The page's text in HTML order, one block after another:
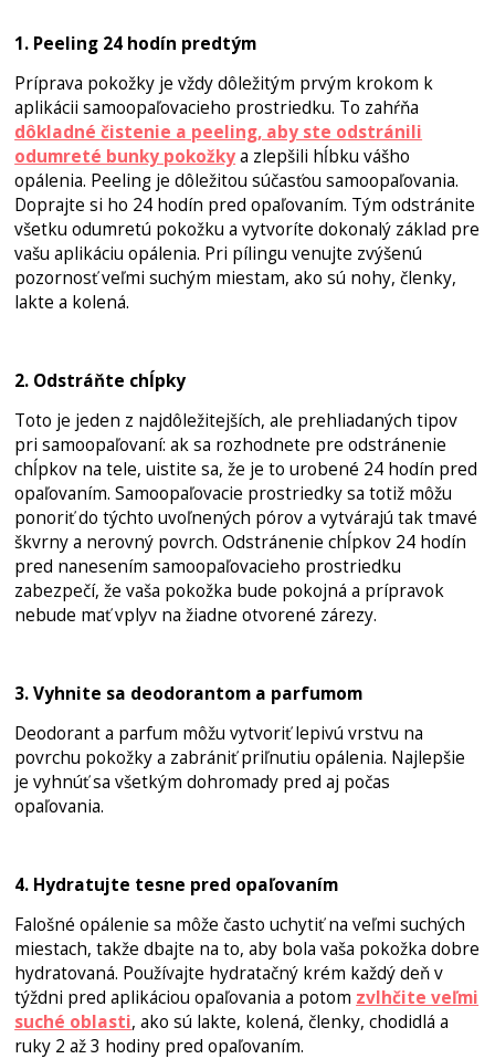
1. Peeling 24 hodín predtým
Príprava pokožky je vždy dôležitým prvým krokom k
aplikácii samoopaľovacieho prostriedku. To zahŕňa
dôkladné čistenie a peeling, aby ste odstránili
odumreté bunky pokožkya zlepšili hĺbku vášho
opálenia. Peeling je dôležitou súčasťou samoopaľovania.
Doprajte si ho 24 hodín pred opaľovaním. Tým odstránite
všetku odumretú pokožku a vytvoríte dokonalý základ pre
vašu aplikáciu opálenia. Pri pílingu venujte zvýšenú
pozornosť veľmi suchým miestam, ako sú nohy, členky,
lakte a kolená.
2. Odstráňte chĺpky
Toto je jeden z najdôležitejších, ale prehliadaných tipov
pri samoopaľovaní: ak sa rozhodnete pre odstránenie
chĺpkov na tele, uistite sa, že je to urobené 24 hodín pred
opaľovaním. Samoopaľovacie prostriedky sa totiž môžu
ponoriť do týchto uvoľnených pórov a vytvárajú tak tmavé
škvrny a nerovný povrch. Odstránenie chĺpkov 24 hodín
pred nanesením samoopaľovacieho prostriedku
zabezpečí, že vaša pokožka bude pokojná a prípravok
nebude mať vplyv na žiadne otvorené zárezy.
3. Vyhnite sa deodorantom a parfumom
Deodorant a parfum môžu vytvoriť lepivú vrstvu na
povrchu pokožky a zabrániť priľnutiu opálenia. Najlepšie
je vyhnúť sa všetkým dohromady pred aj počas
opaľovania.
4. Hydratujte tesne pred opaľovaním
Falošné opálenie sa môže často uchytiť na veľmi suchých
miestach, takže dbajte na to, aby bola vaša pokožka dobre
hydratovaná. Používajte hydratačný krém každý deň v
týždni pred aplikáciou opaľovania a potom zvlhčite veľmi
suché oblasti, ako sú lakte, kolená, členky, chodidlá a
ruky 2 až 3 hodiny pred opaľovaním.